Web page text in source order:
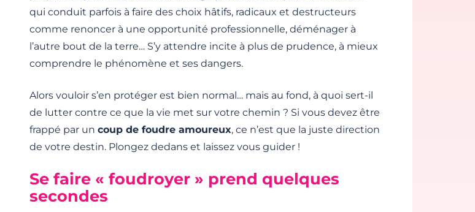
qui conduit parfois à faire des choix hâtifs, radicaux et destructeurs
comme renoncer à une opportunité professionnelle, déménager à
l’autre bout de la terre… S’y attendre incite à plus de prudence, à mieux
comprendre le phénomène et ses dangers.
Alors vouloir s’en protéger est bien normal… mais au fond, à quoi sert-il
de lutter contre ce que la vie met sur votre chemin ? Si vous devez être
frappé par un coup de foudre amoureux, ce n’est que la juste direction
de votre destin. Plongez dedans et laissez vous guider !
Se faire « foudroyer » prend quelques
secondes